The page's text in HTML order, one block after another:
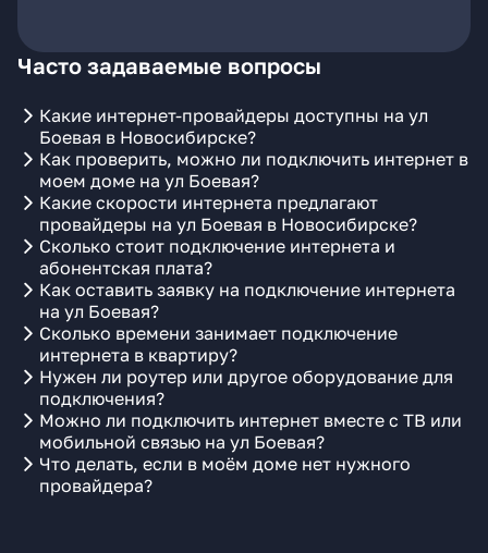
Часто задаваемые вопросы
Какие интернет-провайдеры доступны на ул
Боевая в Новосибирске?
Как проверить, можно ли подключить интернет в
моем доме на ул Боевая?
Какие скорости интернета предлагают
провайдеры на ул Боевая в Новосибирске?
Сколько стоит подключение интернета и
абонентская плата?
Как оставить заявку на подключение интернета
на ул Боевая?
Сколько времени занимает подключение
интернета в квартиру?
Нужен ли роутер или другое оборудование для
подключения?
Можно ли подключить интернет вместе с ТВ или
мобильной связью на ул Боевая?
Что делать, если в моём доме нет нужного
провайдера?